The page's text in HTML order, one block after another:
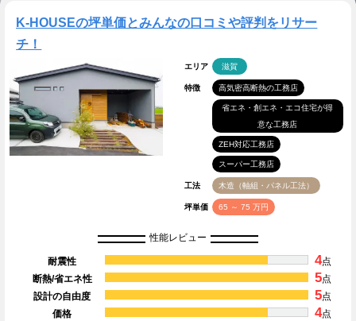
K-HOUSEの坪単価とみんなの口コミや評判をリサー
チ！
エリア 滋賀
特徴 高気密高断熱の工務店
省エネ・創エネ・エコ住宅が得
意な工務店
ZEH対応工務店
スーパー工務店
工法 木造（軸組・パネル工法）
坪単価 65 ～ 75 万円
性能レビュー
耐震性 4点
断熱/省エネ性
5点
設計の自由度
5点
価格
4点